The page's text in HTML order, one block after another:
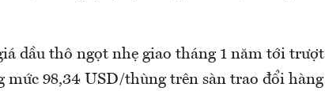
dầu thô ngọt nhẹ giao tháng 1 năm tới trượt
mức 98,34 USD/thùng trên sàn trao đổi hàng